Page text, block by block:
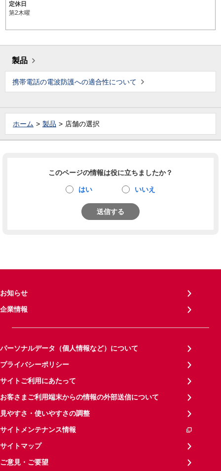
定休日
第2木曜
製品
携帯電話の電波防護への適合性について
ホーム 製品 店舗の選択
このページの情報は役に立ちましたか？
はい いいえ
送信する
お知らせ
企業情報
パーソナルデータ（個人情報など）について
プライバシーポリシー
サイトご利用にあたって
お客さまご利用端末からの情報の外部送信について
見やすさ・使いやすさの調整
サイトメンテナンス情報
サイトマップ
ご意見・ご要望